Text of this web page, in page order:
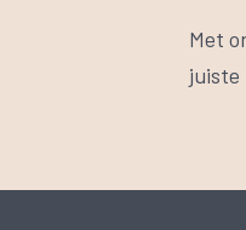
Met
juiste